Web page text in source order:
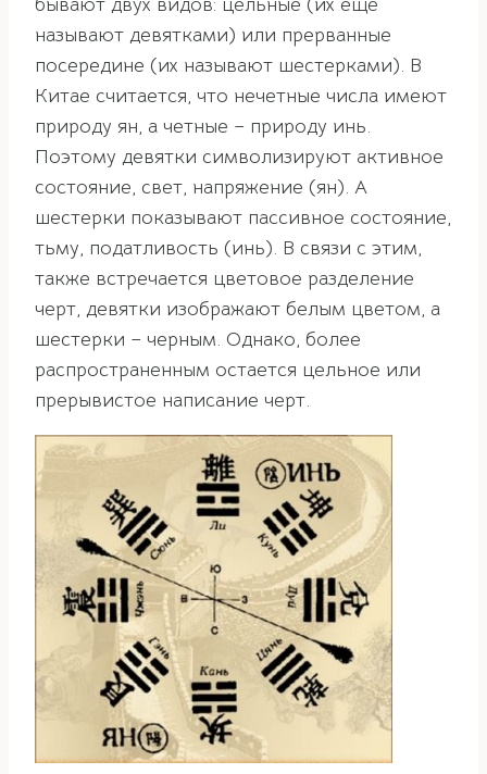
называют девятками) или прерванные
посередине (их называют шестерками). В
Китае считается, что нечетные числа имеют
природу ян, а четные – природу инь.
Поэтому девятки символизируют активное
состояние, свет, напряжение (ян). А
шестерки показывают пассивное состояние,
тьму, податливость (инь). В связи с этим,
также встречается цветовое разделение
черт, девятки изображают белым цветом, а
шестерки – черным. Однако, более
распространенным остается цельное или
прерывистое написание черт.